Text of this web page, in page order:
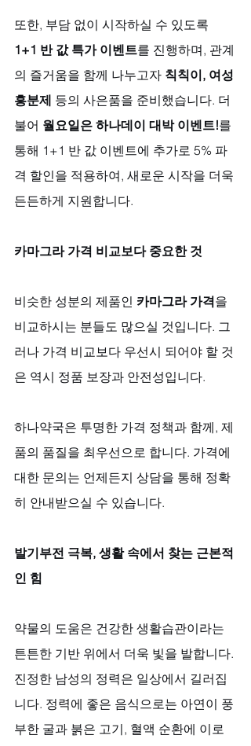
또한, 부담 없이 시작하실 수 있도록
1+1 반 값 특가 이벤트를 진행하며, 관계
의 즐거움을 함께 나누고자 칙칙이, 여성
흥분제 등의 사은품을 준비했습니다. 더
불어 월요일은 하나데이 대박 이벤트!를
통해 1+1 반 값 이벤트에 추가로 5% 파
격 할인을 적용하여, 새로운 시작을 더욱
든든하게 지원합니다.
카마그라 가격 비교보다 중요한 것
비슷한 성분의 제품인 카마그라 가격을
비교하시는 분들도 많으실 것입니다. 그
러나 가격 비교보다 우선시 되어야 할 것
은 역시 정품 보장과 안전성입니다.
하나약국은 투명한 가격 정책과 함께, 제
품의 품질을 최우선으로 합니다. 가격에
대한 문의는 언제든지 상담을 통해 정확
히 안내받으실 수 있습니다.
발기부전 극복, 생활 속에서 찾는 근본적
인 힘
약물의 도움은 건강한 생활습관이라는
튼튼한 기반 위에서 더욱 빛을 발합니다.
진정한 남성의 정력은 일상에서 길러집
니다. 정력에 좋은 음식으로는 아연이 풍
부한 굴과 붉은 고기, 혈액 순환에 이로